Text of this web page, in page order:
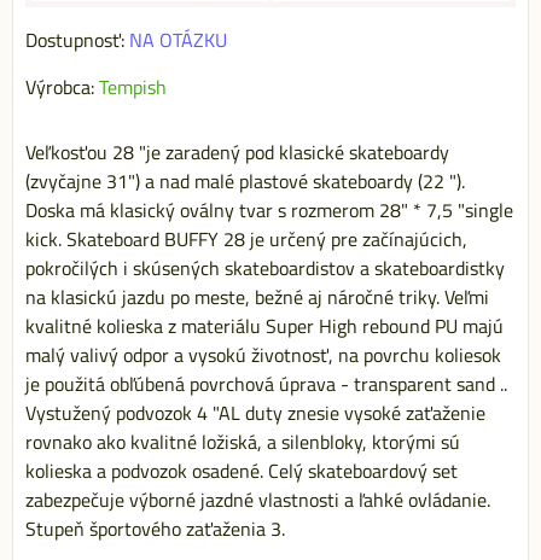
Dostupnosť: NA OTÁZKU
Výrobca:Tempish
Veľkosťou 28 "je zaradený pod klasické skateboardy
(zvyčajne 31") a nad malé plastové skateboardy (22 ").
Doska má klasický oválny tvar s rozmerom 28" * 7,5 "single
kick. Skateboard BUFFY 28 je určený pre začínajúcich,
pokročilých i skúsených skateboardistov a skateboardistky
na klasickú jazdu po meste, bežné aj náročné triky. Veľmi
kvalitné kolieska z materiálu Super High rebound PU majú
malý valivý odpor a vysokú životnosť, na povrchu koliesok
je použitá obľúbená povrchová úprava - transparent sand ..
Vystužený podvozok 4 "AL duty znesie vysoké zaťaženie
rovnako ako kvalitné ložiská, a silenbloky, ktorými sú
kolieska a podvozok osadené. Celý skateboardový set
zabezpečuje výborné jazdné vlastnosti a ľahké ovládanie.
Stupeň športového zaťaženia 3.